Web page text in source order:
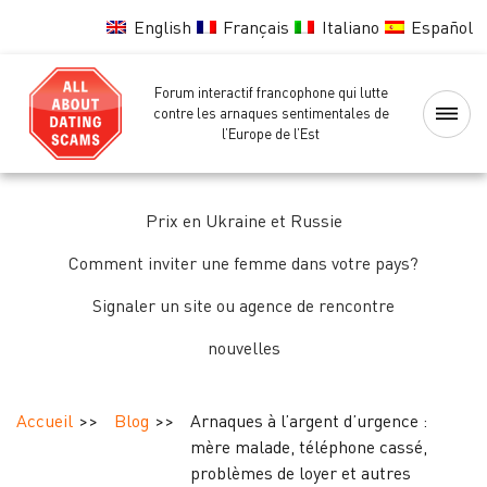
English Français Italiano Español
Forum interactif francophone qui lutte
contre les arnaques sentimentales de
l’Europe de l’Est
Accueil
Liste
femmes
Vérification
Prix en Ukraine et Russie
Comment inviter une femme dans votre pays?
Signaler un site ou agence de rencontre
nouvelles
Accueil Blog
Arnaques à l’argent d’urgence :
mère malade, téléphone cassé,
problèmes de loyer et autres